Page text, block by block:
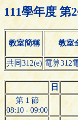
111學年度
教室簡稱 教室
共同312(e) 電算312
日
第 1 節
08:10 - 09:00